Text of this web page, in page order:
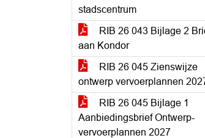
stadscentrum
RIB 26 043 Bijlage 2
aan Kondor
RIB 26 045 Zienswijze
ontwerp vervoerplannen
RIB 26 045 Bijlage 1
Aanbiedingsbrief Ontwerp-
vervoerplannen 2027